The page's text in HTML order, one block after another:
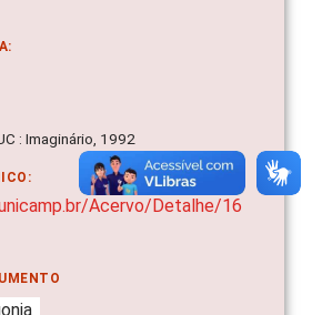
: Imaginário, 1992
Acervo/Detalhe/16